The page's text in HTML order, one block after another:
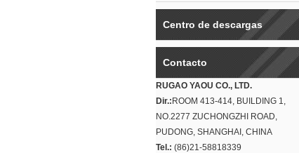
Centro de descargas
Contacto
RUGAO YAOU CO., LTD.
Dir.: ROOM 413-414, BUILDING 1,
NO.2277 ZUCHONGZHI ROAD,
PUDONG, SHANGHAI, CHINA
Tel.: (86)21-58818339